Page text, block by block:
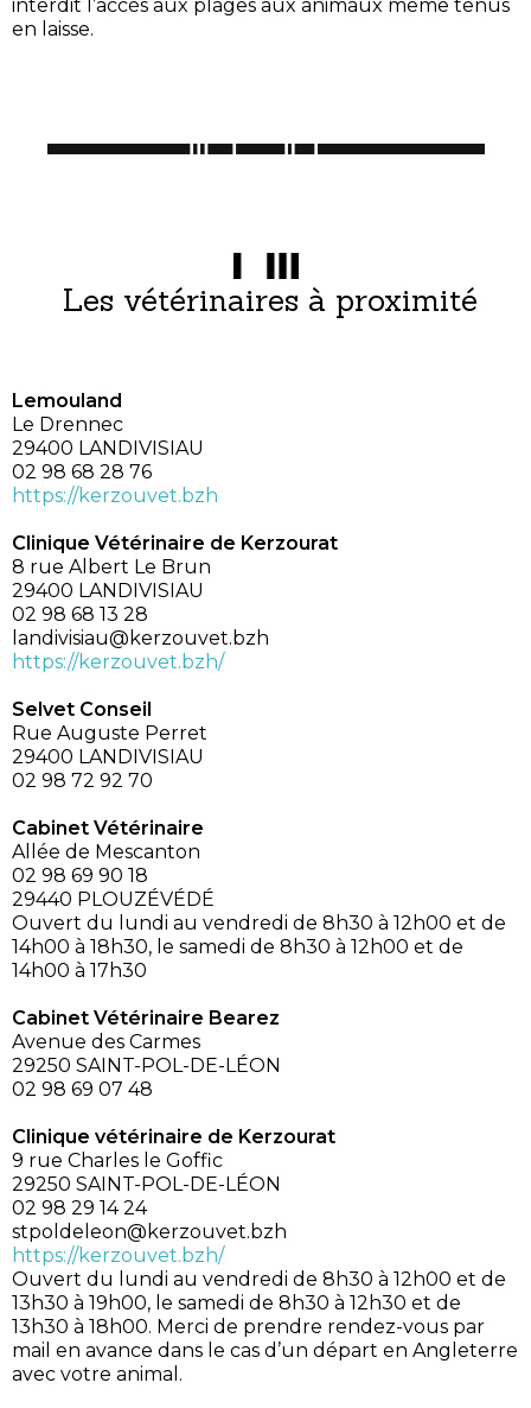
interdit l’accès aux plages aux animaux même tenus
en laisse.
Les vétérinaires à proximité
Lemouland
Le Drennec
29400 LANDIVISIAU
02 98 68 28 76
https://kerzouvet.bzh
Clinique Vétérinaire de Kerzourat
8 rue Albert Le Brun
29400 LANDIVISIAU
02 98 68 13 28
landivisiau@kerzouvet.bzh
https://kerzouvet.bzh/
Selvet Conseil
Rue Auguste Perret
29400 LANDIVISIAU
02 98 72 92 70
Cabinet Vétérinaire
Allée de Mescanton
02 98 69 90 18
29440 PLOUZÉVÉDÉ
Ouvert du lundi au vendredi de 8h30 à 12h00 et de
14h00 à 18h30, le samedi de 8h30 à 12h00 et de
14h00 à 17h30
Cabinet Vétérinaire Bearez
Avenue des Carmes
29250 SAINT-POL-DE-LÉON
02 98 69 07 48
Clinique vétérinaire de Kerzourat
9 rue Charles le Goffic
29250 SAINT-POL-DE-LÉON
02 98 29 14 24
stpoldeleon@kerzouvet.bzh
https://kerzouvet.bzh/
Ouvert du lundi au vendredi de 8h30 à 12h00 et de
13h30 à 19h00, le samedi de 8h30 à 12h30 et de
13h30 à 18h00. Merci de prendre rendez-vous par
mail en avance dans le cas d’un départ en Angleterre
avec votre animal.